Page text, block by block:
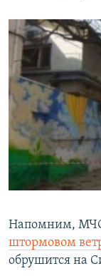
Напомним, МЧС
штормовом
обрушится на